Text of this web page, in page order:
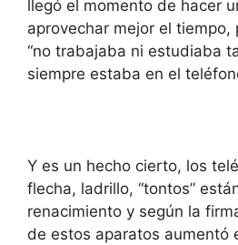
llegó el momento de hacer
aprovechar mejor el tiempo,
“no trabajaba ni estudiaba
siempre estaba en el
Y es un hecho cierto, los
flecha, ladrillo, “tontos”
renacimiento y según la
de estos aparatos aumentó